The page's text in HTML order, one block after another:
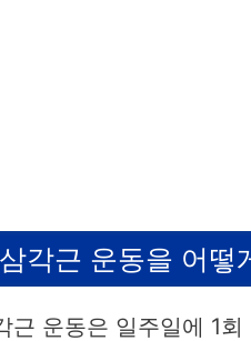
각근 운동을 어떻
근 운동은 일주일에 1